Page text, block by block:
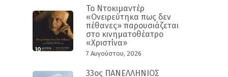
Το Ντοκιμαντέρ
«Ονειρεύτηκα πως δεν
πέθανες» παρουσιάζεται
στο κινηματοθέατρο
«Χριστίνα»
7 Αυγούστου, 2026
33ος ΠΑΝΕΛΛΗΝΙΟΣ